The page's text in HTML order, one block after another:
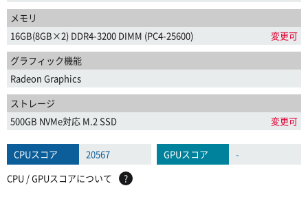
メモリ
16GB(8GB×2) DDR4-3200 DIMM (PC4-25600)
変更可
グラフィック機能
Radeon Graphics
ストレージ
500GB NVMe対応 M.2 SSD
変更可
CPUスコア 20567 GPUスコア
-
CPU / GPUスコアについて
?